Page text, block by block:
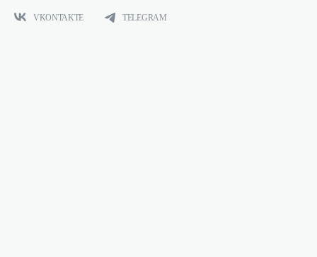
VKONTAKTE TELEGRAM